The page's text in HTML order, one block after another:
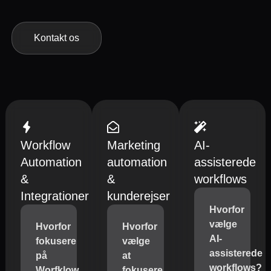
Kontakt os
Workflow
Automation
&
Integrationer
Hvorfor
fokusere
på
Marketing
automation
&
kunderejser
Hvorfor
vælge
at
AI-
assisterede
workflows
Hvorfor
vælge
AI-
assisterede
workflows?